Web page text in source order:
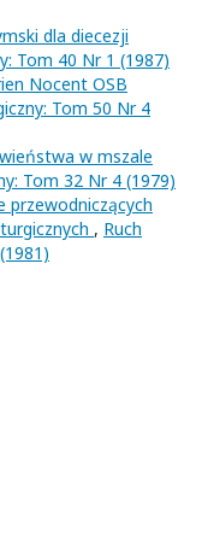
dla diecezji
Tom 40 Nr 1 (1987)
Nocent OSB
Tom 50 Nr 4
w mszale
Tom 32 Nr 4 (1979)
przewodniczących
, Ruch